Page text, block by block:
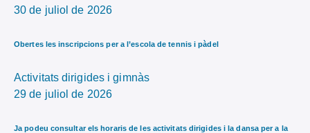
30 de juliol de 2026
Obertes les inscripcions per a l’escola de tennis i pàdel
Activitats dirigides i gimnàs
29 de juliol de 2026
Ja podeu consultar els horaris de les activitats dirigides i la dansa per a la